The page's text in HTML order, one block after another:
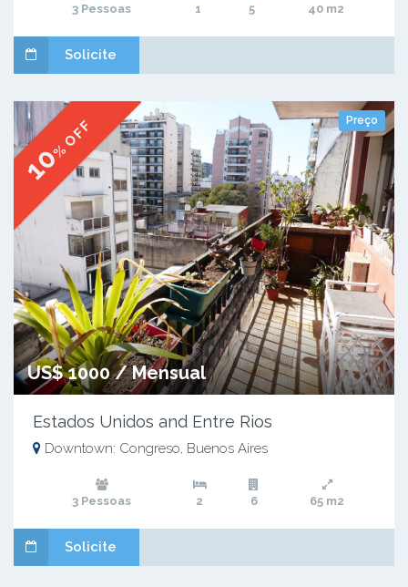
3 Pessoas 1 5 40 m2
Solicite
Preço
10
% OFF
US$ 1000 / Mensual
Estados Unidos and Entre Rios
Downtown: Congreso, Buenos Aires
3 Pessoas 2 6 65 m2
Solicite